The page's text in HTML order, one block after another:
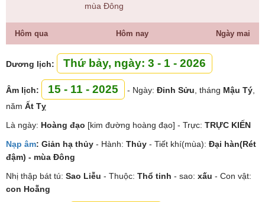
mùa Đông
Hôm qua Hôm nay Ngày mai
Dương lịch: Thứ bảy, ngày: 3 - 1 - 2026
Âm lịch: 15 - 11 - 2025 - Ngày: Đinh Sửu , tháng Mậu Tý
năm Ất Tỵ
Là ngày: Hoàng đạo [kim đường hoàng đạo] - Trực: TRỰC KIẾN
Nạp âm: Giản hạ thủy - Hành: Thủy - Tiết khí(mùa): Đại hàn(Rét
đậm) - mùa Đông
Nhị thập bát tú: Sao Liễu - Thuộc: Thổ tinh - sao: xấu - Con vật:
con Hoẵng